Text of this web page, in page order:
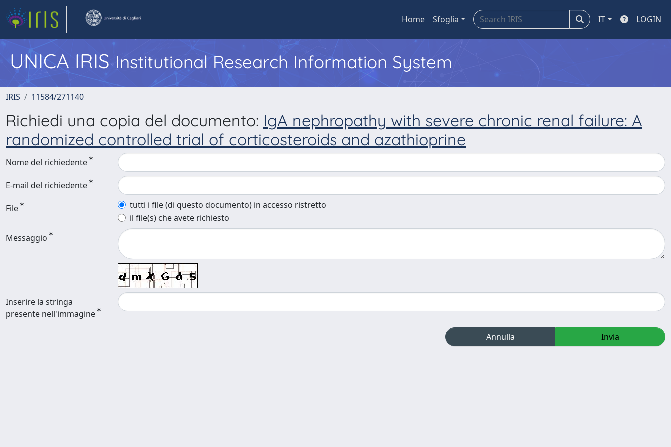
Home Sfoglia IT LOGIN
UNICA IRISInstitutional Research Information System
IRIS 11584/271140
Richiedi una copia del documento: IgA nephropathy with severe chronic renal failure: A
randomized controlled trial of corticosteroids and azathioprine
Nome del richiedente
E-mail del richiedente
File
tutti i file (di questo documento) in accesso ristretto
il file(s) che avete richiesto
Messaggio
Inserire la stringa
presente nell'immagine
Annulla Invia